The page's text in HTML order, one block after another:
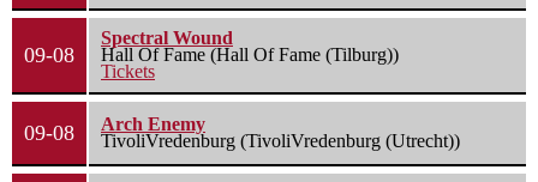
09-08
Spectral Wound
Hall Of Fame (Hall Of Fame (Tilburg))
Tickets
09-08
Arch Enemy
TivoliVredenburg (TivoliVredenburg (Utrecht))